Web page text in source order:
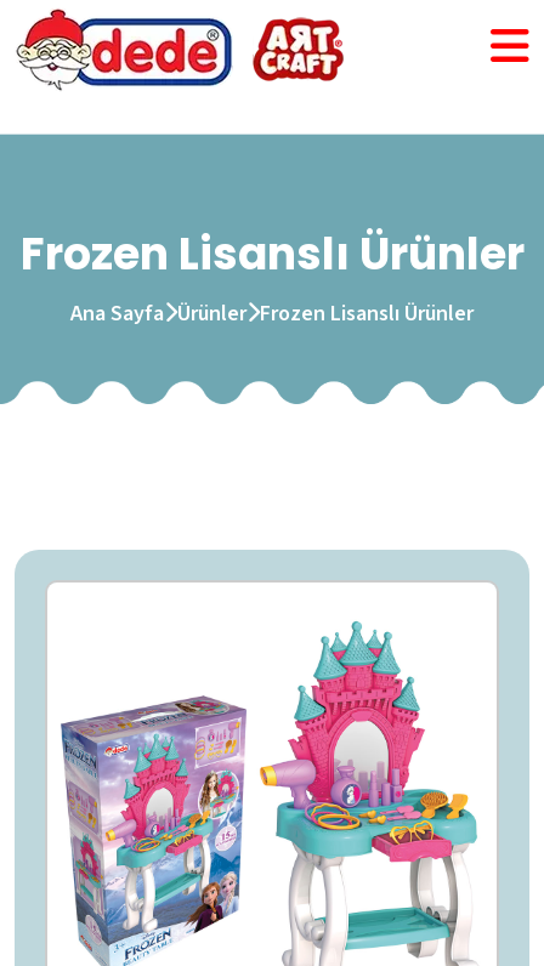
Frozen Lisanslı Ürünler
Ana Sayfa Ürünler Frozen Lisanslı Ürünler